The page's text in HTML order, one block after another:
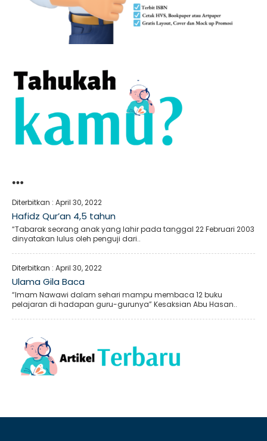
…
Diterbitkan : April 30, 2022
Hafidz Qur’an 4,5 tahun
“Tabarak seorang anak yang lahir pada tanggal 22 Februari 2003
dinyatakan lulus oleh penguji dari..
Diterbitkan : April 30, 2022
Ulama Gila Baca
“Imam Nawawi dalam sehari mampu membaca 12 buku
pelajaran di hadapan guru-gurunya” Kesaksian Abu Hasan..